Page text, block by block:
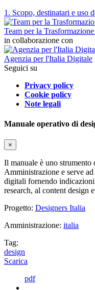
1. Scopo, destinatari e uso
Team per la
in collaborazione con
Agenzia per l'Italia Digitale
Seguici su
Privacy policy
Cookie policy
Note legali
Manuale operativo di
×
Il manuale è uno
Amministrazione e serve
digitali fornendo
research, al content design
Progetto: Designers Italia
Amministrazione: italia
Tag:
design
Scarica
pdf